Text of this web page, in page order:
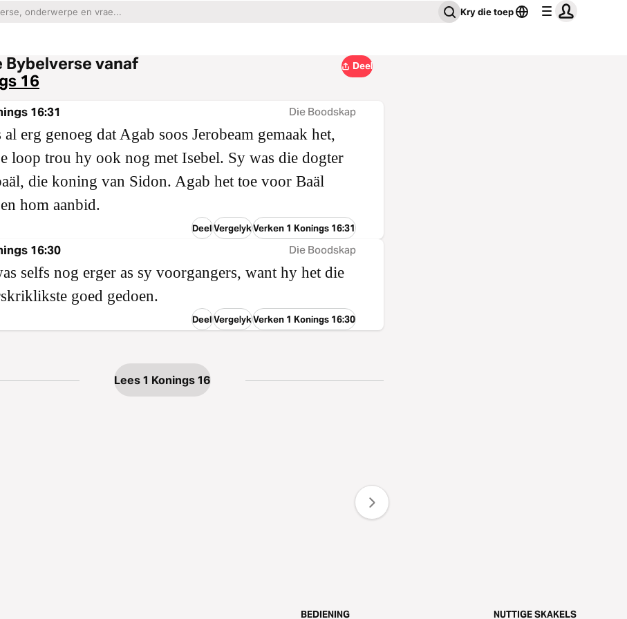
Kry die toep
Bybelverse vanaf
16
Deel
16:31 Die Boodskap
erg genoeg dat Agab soos Jerobeam gemaak het,
loop trou hy ook nog met Isebel. Sy was die dogter
die koning van Sidon. Agab het toe voor Baäl
hom aanbid.
DeelVergelykVerken 1 Konings 16:31
16:30 Die Boodskap
selfs nog erger as sy voorgangers, want hy het die
goed gedoen.
DeelVergelykVerken 1 Konings 16:30
Lees 1 Konings 16
BEDIENING NUTTIGE SKAKELS